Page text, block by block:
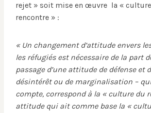
rejet » soit mise en œuvre la «
rencontre » :
« Un changement d’attitude envers
les réfugiés est nécessaire de la part
passage d’une attitude de défense et
désintérêt ou de marginalisation –
compte, correspond à la « culture du
attitude qui ait comme base la «